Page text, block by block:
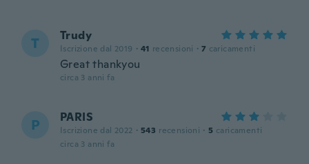
T Trudy
Iscrizione dal 2019 · 41 recensioni · 7 caricamenti
Great thankyou
circa 3 anni fa
P PARIS
Iscrizione dal 2022 · 543 recensioni · 5 caricamenti
circa 3 anni fa